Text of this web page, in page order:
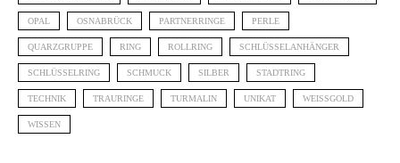
OPAL OSNABRÜCK PARTNERRINGE PERLE
QUARZGRUPPE RING ROLLRING SCHLÜSSELANHÄNGER
SCHLÜSSELRING SCHMUCK SILBER STADTRING
TECHNIK TRAURINGE TURMALIN UNIKAT WEISSGOLD
WISSEN